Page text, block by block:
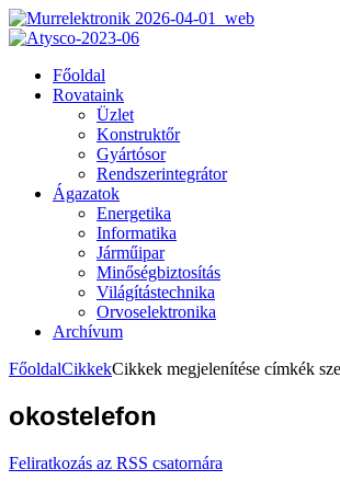
Főoldal
Rovataink
Üzlet
Konstruktőr
Gyártósor
Rendszerintegrátor
Ágazatok
Energetika
Informatika
Járműipar
Minőségbiztosítás
Világítástechnika
Orvoselektronika
Archívum
FőoldalCikkekCikkek megjelenítése címkék
okostelefon
Feliratkozás az RSS csatornára